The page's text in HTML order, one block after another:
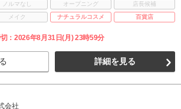
ノルマなし オープニング
店長候補
メイク ナチュラルコスメ 百貨店
：2026年8月31日(月) 23時59分
詳細を見る
会社